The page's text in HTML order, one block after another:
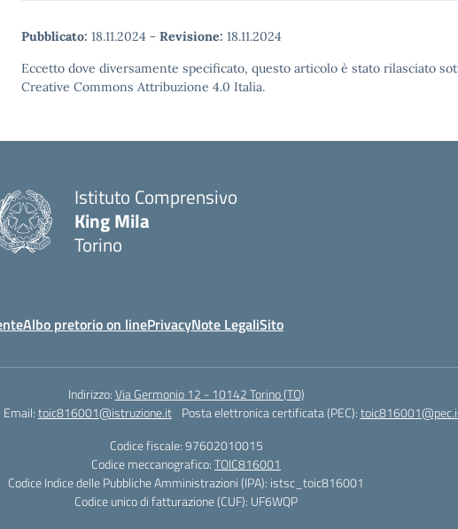
Pubblicato: 18.11.2024 - Revisione: 18.11.2024
Eccetto dove diversamente specificato, questo articolo è stato rilasciato
Creative Commons Attribuzione 4.0 Italia.
Istituto Comprensivo
King Mila
Torino
Albo pretorio on linePrivacyNote LegaliSito
Indirizzo:Via Germonio 12 - 10142 Torino (TO)
Email:toic816001@istruzione.it Posta elettronica certificata (PEC):
Codice fiscale: 97602010015
Codice meccanografico:TOIC816001
Codice Indice delle Pubbliche Amministrazioni (IPA): istsc_toic816001
Codice unico di fatturazione (CUF): UF6WQP